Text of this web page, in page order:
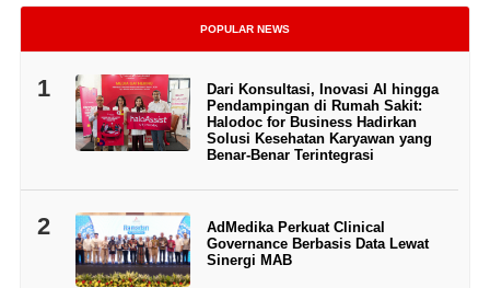
POPULAR NEWS
1
Dari Konsultasi, Inovasi AI hingga
Pendampingan di Rumah Sakit:
Halodoc for Business Hadirkan
Solusi Kesehatan Karyawan yang
Benar-Benar Terintegrasi
2
AdMedika Perkuat Clinical
Governance Berbasis Data Lewat
Sinergi MAB